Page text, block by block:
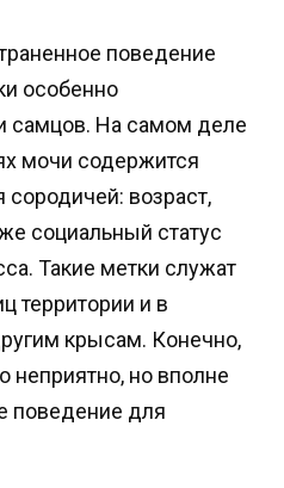
поведение
особенно
самцов. На самом деле
мочи содержится
возраст,
социальный статус
Такие метки служат
территории и в
крысам. Конечно,
неприятно, но вполне
поведение для